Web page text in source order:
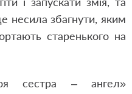
несила збагнути, яким
старенького на
сестра – ангел»